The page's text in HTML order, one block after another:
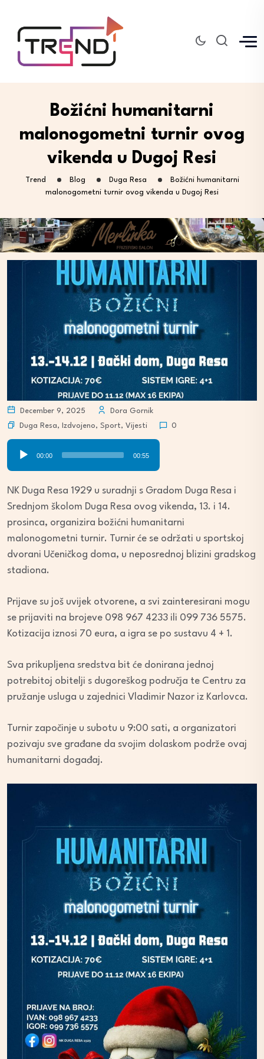
Božićni humanitarni
malonogometni turnir ovog
vikenda u Dugoj Resi
Trend Blog Duga Resa
Božićni humanitarni
malonogometni turnir ovog vikenda u Dugoj Resi
December 9, 2025
Dora Gornik
Duga Resa, Izdvojeno, Sport, Vijesti 0
00:00 00:55
NK Duga Resa 1929 u suradnji s Gradom Duga Resa i
Srednjom školom Duga Resa ovog vikenda, 13. i 14.
prosinca, organizira božićni humanitarni
malonogometni turnir. Turnir će se održati u sportskoj
dvorani Učeničkog doma, u neposrednoj blizini gradskog
stadiona.
Prijave su još uvijek otvorene, a svi zainteresirani mogu
se prijaviti na brojeve 098 967 4233 ili 099 736 5575.
Kotizacija iznosi 70 eura, a igra se po sustavu 4 + 1.
Sva prikupljena sredstva bit će donirana jednoj
potrebitoj obitelji s dugoreškog područja te Centru za
pružanje usluga u zajednici Vladimir Nazor iz Karlovca.
Turnir započinje u subotu u 9:00 sati, a organizatori
pozivaju sve građane da svojim dolaskom podrže ovaj
humanitarni događaj.